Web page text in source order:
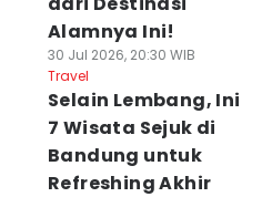
Alamnya Ini!
30 Jul 2026, 20:30 WIB
Travel
Selain Lembang, Ini
7 Wisata Sejuk di
Bandung untuk
Refreshing Akhir